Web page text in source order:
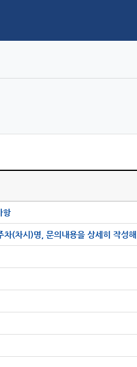
항
(차시)명, 문의내용을 상세히 작성해